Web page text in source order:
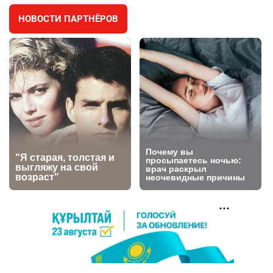
🐏 Скота больше, а мясо дороже. Почему в
Казахстане продолжают расти цены на
баранину и конину
2731
5
⚠️ Доброе утро, друзья! Предлагаем обзор
главных новостей за 4 августа
2823 0 1
6
🗣Глава государства направил телеграмму
соболезнования родным и близким Халық
қаһарманы Ивана Гапича
2797 2 42
🇫🇷 Клуб ПСЖ объявил об открытии своей
футбольной академии в Астане
2 40
НОВОСТИ ПАРТНЁРОВ